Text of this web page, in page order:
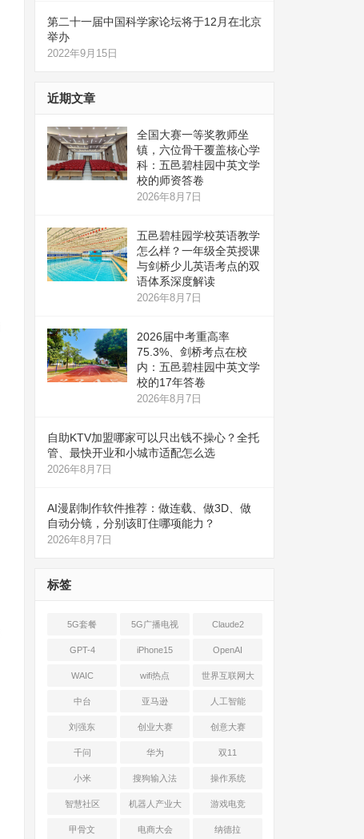
第二十一届中国科学家论坛将于12月在北京
举办
2022年9月15日
近期文章
全国大赛一等奖教师坐
镇，六位骨干覆盖核心学
科：五邑碧桂园中英文学
校的师资答卷
2026年8月7日
五邑碧桂园学校英语教学
怎么样？一年级全英授课
与剑桥少儿英语考点的双
语体系深度解读
2026年8月7日
2026届中考重高率
75.3%、剑桥考点在校
内：五邑碧桂园中英文学
校的17年答卷
2026年8月7日
自助KTV加盟哪家可以只出钱不操心？全托
管、最快开业和小城市适配怎么选
2026年8月7日
AI漫剧制作软件推荐：做连载、做3D、做
自动分镜，分别该盯住哪项能力？
2026年8月7日
标签
5G套餐 5G广播电视 Claude2
GPT-4 iPhone15 OpenAI
WAIC wifi热点 世界互联网大
会
中台 亚马逊 人工智能
刘强东 创业大赛 创意大赛
千问 华为 双11
小米 搜狗输入法 操作系统
智慧社区 机器人产业大
会
游戏电竞
甲骨文 电商大会 纳德拉